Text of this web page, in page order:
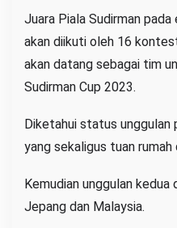
Juara Piala Sudirman
akan diikuti oleh 16
akan datang sebagai tim
Sudirman Cup 2023.
Diketahui status unggulan
yang sekaligus tuan rumah
Kemudian unggulan
Jepang dan Malaysia.